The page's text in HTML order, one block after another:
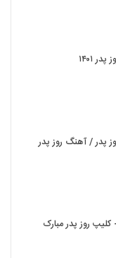
۱۴۰۱
پدر / آهنگ روز پدر
کلیپ روز پدر مبارک